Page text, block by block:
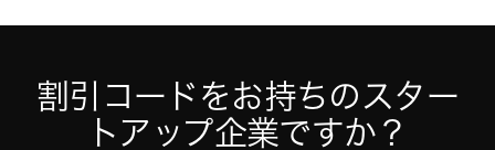
割引コードをお持ちのスター
トアップ企業ですか？